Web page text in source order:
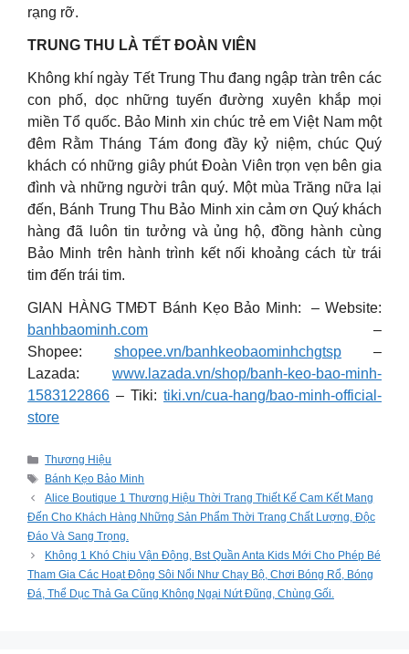
rạng rỡ.
TRUNG THU LÀ TẾT ĐOÀN VIÊN
Không khí ngày Tết Trung Thu đang ngập tràn trên các
con phố, dọc những tuyến đường xuyên khắp mọi
miền Tổ quốc. Bảo Minh xin chúc trẻ em Việt Nam một
đêm Rằm Tháng Tám đong đầy kỷ niệm, chúc Quý
khách có những giây phút Đoàn Viên trọn vẹn bên gia
đình và những người trân quý. Một mùa Trăng nữa lại
đến, Bánh Trung Thu Bảo Minh xin cảm ơn Quý khách
hàng đã luôn tin tưởng và ủng hộ, đồng hành cùng
Bảo Minh trên hành trình kết nối khoảng cách từ trái
tim đến trái tim.
GIAN HÀNG TMĐT Bánh Kẹo Bảo Minh: – Website:
banhbaominh.com –
Shopee: shopee.vn/banhkeobaominhchgtsp –
Lazada: www.lazada.vn/shop/banh-keo-bao-minh-
1583122866 – Tiki: tiki.vn/cua-hang/bao-minh-official-
store
Categories
Thương Hiệu
Tags
Bánh Kẹo Bảo Minh
Alice Boutique 1 Thương Hiệu Thời Trang Thiết Kế Cam Kết Mang
Đến Cho Khách Hàng Những Sản Phẩm Thời Trang Chất Lượng, Độc
Đáo Và Sang Trọng.
Không 1 Khó Chịu Vận Động, Bst Quần Anta Kids Mới Cho Phép Bé
Tham Gia Các Hoạt Động Sôi Nổi Như Chạy Bộ, Chơi Bóng Rổ, Bóng
Đá, Thể Dục Thả Ga Cũng Không Ngại Nứt Đũng, Chùng Gối.